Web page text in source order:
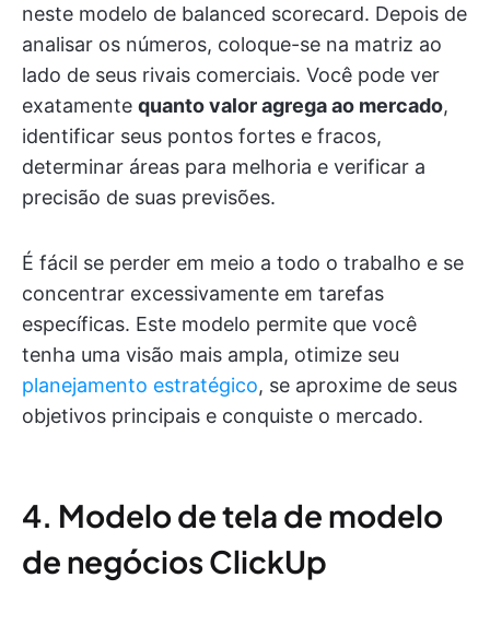
neste modelo de balanced scorecard. Depois de
analisar os números, coloque-se na matriz ao
lado de seus rivais comerciais. Você pode ver
exatamente quanto valor agrega ao mercado,
identificar seus pontos fortes e fracos,
determinar áreas para melhoria e verificar a
precisão de suas previsões.
É fácil se perder em meio a todo o trabalho e se
concentrar excessivamente em tarefas
específicas. Este modelo permite que você
tenha uma visão mais ampla, otimize seu
planejamento estratégico, se aproxime de seus
objetivos principais e conquiste o mercado.
4. Modelo de tela de modelo
de negócios ClickUp